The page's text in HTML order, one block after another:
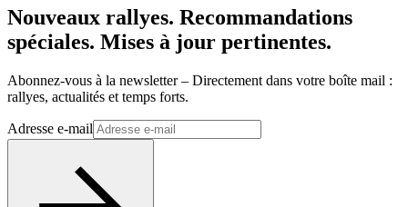
Nouveaux rallyes. Recommandations
spéciales. Mises à jour pertinentes.
Abonnez-vous à la newsletter – Directement dans votre boîte mail :
rallyes, actualités et temps forts.
Adresse e-mail